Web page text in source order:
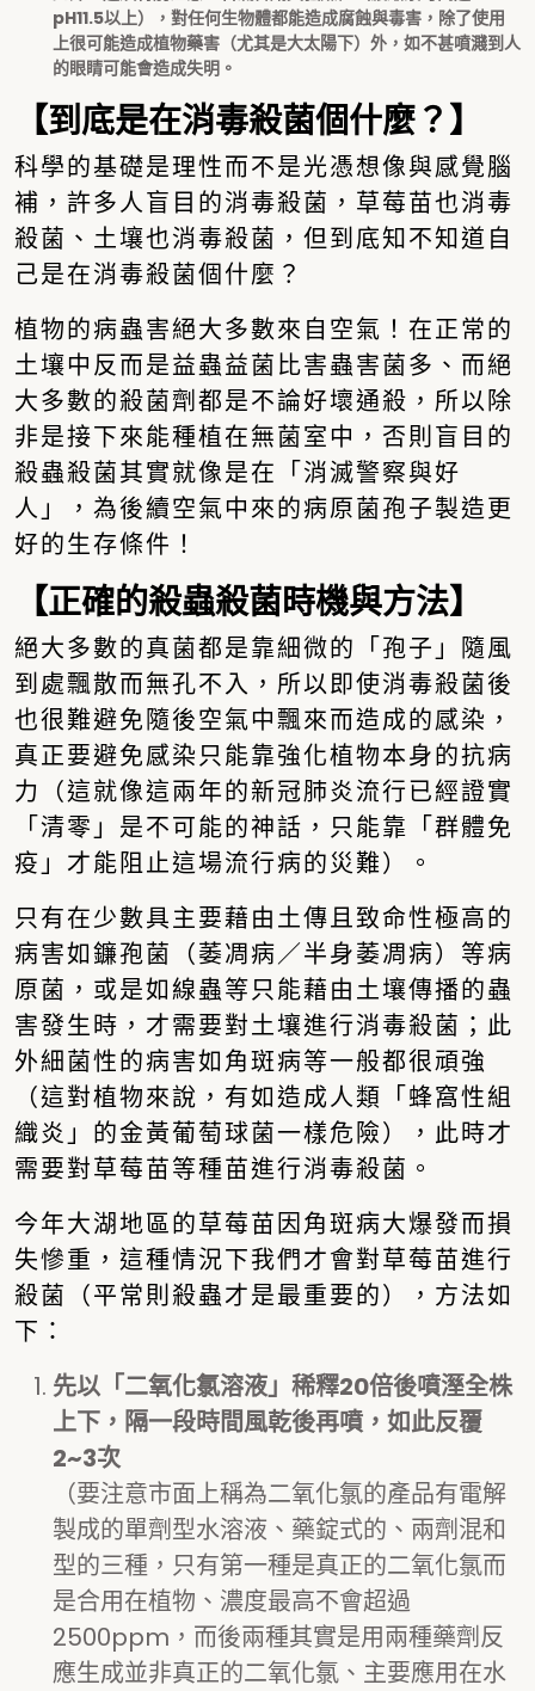
pH11.5以上），對任何生物體都能造成腐蝕與毒害，除了使用
上很可能造成植物藥害（尤其是大太陽下）外，如不甚噴濺到人
的眼睛可能會造成失明。
【到底是在消毒殺菌個什麼？】
科學的基礎是理性而不是光憑想像與感覺腦
補，許多人盲目的消毒殺菌，草莓苗也消毒
殺菌、土壤也消毒殺菌，但到底知不知道自
己是在消毒殺菌個什麼？
植物的病蟲害絕大多數來自空氣！在正常的
土壤中反而是益蟲益菌比害蟲害菌多、而絕
大多數的殺菌劑都是不論好壞通殺，所以除
非是接下來能種植在無菌室中，否則盲目的
殺蟲殺菌其實就像是在「消滅警察與好
人」，為後續空氣中來的病原菌孢子製造更
好的生存條件！
【正確的殺蟲殺菌時機與方法】
絕大多數的真菌都是靠細微的「孢子」隨風
到處飄散而無孔不入，所以即使消毒殺菌後
也很難避免隨後空氣中飄來而造成的感染，
真正要避免感染只能靠強化植物本身的抗病
力（這就像這兩年的新冠肺炎流行已經證實
「清零」是不可能的神話，只能靠「群體免
疫」才能阻止這場流行病的災難）。
只有在少數具主要藉由土傳且致命性極高的
病害如鐮孢菌（萎凋病／半身萎凋病）等病
原菌，或是如線蟲等只能藉由土壤傳播的蟲
害發生時，才需要對土壤進行消毒殺菌；此
外細菌性的病害如角斑病等一般都很頑強
（這對植物來說，有如造成人類「蜂窩性組
織炎」的金黃葡萄球菌一樣危險），此時才
需要對草莓苗等種苗進行消毒殺菌。
今年大湖地區的草莓苗因角斑病大爆發而損
失慘重，這種情況下我們才會對草莓苗進行
殺菌（平常則殺蟲才是最重要的），方法如
下：
先以「二氧化氯溶液」稀釋20倍後噴溼全株
上下，隔一段時間風乾後再噴，如此反覆
2~3次
（要注意市面上稱為二氧化氯的產品有電解
製成的單劑型水溶液、藥錠式的、兩劑混和
型的三種，只有第一種是真正的二氧化氯而
是合用在植物、濃度最高不會超過
2500ppm，而後兩種其實是用兩種藥劑反
應生成並非真正的二氧化氯、主要應用在水